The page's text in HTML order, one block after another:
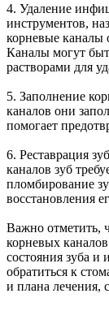
4. Удаление
инструментов,
корневые каналы
Каналы могут
растворами для
5. Заполнение
каналов они
помогает
6. Реставрация
каналов зуб
пломбирование
восстановления
Важно отметить,
корневых
состояния зуба и
обратиться к
и плана лечения,